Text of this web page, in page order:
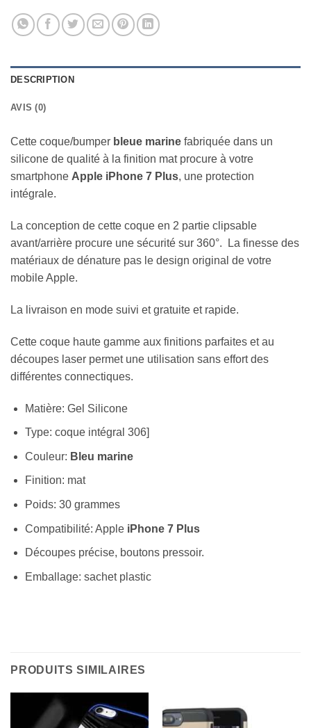
DESCRIPTION
AVIS (0)
Cette coque/bumper bleue marine fabriquée dans un
silicone de qualité à la finition mat procure à votre
smartphone Apple iPhone 7 Plus, une protection
intégrale.
La conception de cette coque en 2 partie clipsable
avant/arrière procure une sécurité sur 360°. La finesse des
matériaux de dénature pas le design original de votre
mobile Apple.
La livraison en mode suivi et gratuite et rapide.
Cette coque haute gamme aux finitions parfaites et au
découpes laser permet une utilisation sans effort des
différentes connectiques.
Matière: Gel Silicone
Type: coque intégral 306]
Couleur: Bleu marine
Finition: mat
Poids: 30 grammes
Compatibilité: Apple iPhone 7 Plus
Découpes précise, boutons pressoir.
Emballage: sachet plastic
PRODUITS SIMILAIRES